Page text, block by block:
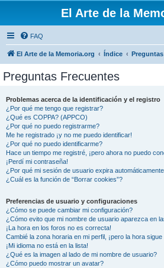
El Arte de la
FAQ
El Arte de la Memoria.org Índice
Preguntas Frecuentes
Problemas acerca de la identificación y el registro
¿Por qué me tengo que registrar?
¿Qué es COPPA? (APPCO)
¿Por qué no puedo registrarme?
Me he registrado ¡y no me puedo identificar!
¿Por qué no puedo identificarme?
Hace un tiempo me registré, ¡pero ahora no puedo
¡Perdí mi contraseña!
¿Por qué mi sesión de usuario expira
¿Cuál es la función de “Borrar cookies”?
Preferencias de usuario y configuraciones
¿Cómo se puede cambiar mi configuración?
¿Cómo evito que mi nombre de usuario aparezca en
¡La hora en los foros no es correcta!
Cambié la zona horaria en mi perfil, ¡pero la hora
¡Mi idioma no está en la lista!
¿Qué es la imagen al lado de mi nombre de usuario?
¿Cómo puedo mostrar un avatar?